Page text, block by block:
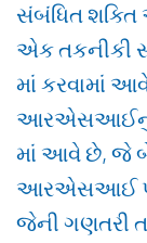
સંબંધિત
એક તકનીકી
માં કરવામાં
આરએસઆઈનું
માં આવે છે, જે
આરએસઆઈ
જેની ગણતરી